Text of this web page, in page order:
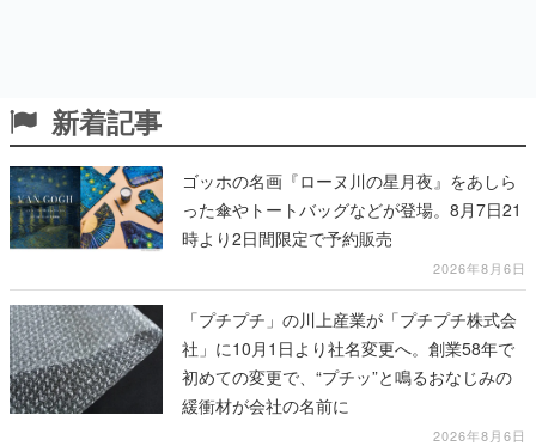
新着記事
ゴッホの名画『ローヌ川の星月夜』をあしら
った傘やトートバッグなどが登場。8月7日21
時より2日間限定で予約販売
2026年8月6日
「プチプチ」の川上産業が「プチプチ株式会
社」に10月1日より社名変更へ。創業58年で
初めての変更で、“プチッ”と鳴るおなじみの
緩衝材が会社の名前に
2026年8月6日